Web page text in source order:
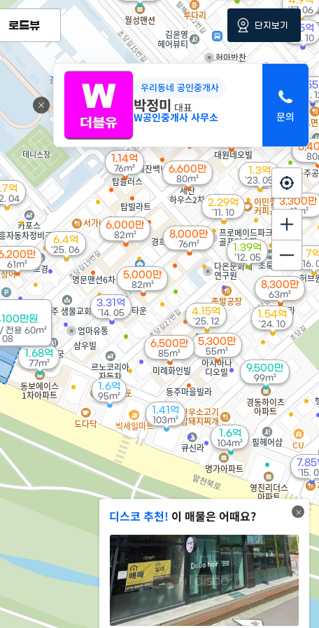
9,500만
99m²
6,000만
82m²
4.15억
'25. 12
1.68억
77m²
1.41억
103m²
만원
/ 전용 60m²
08
6.4억
'25. 06
1.54억
'24. 10
1.6억
95m²
1.6억
104m²
만
61m²
5,000만
82m²
1.3억
'23. 05
3,300만
41m²
5,300만
55m²
8,300만
63m²
6,600만
80m²
6,500만
85m²
8,000만
76m²
'17. 06
1.14억
76m²
7
'16.
7.85
'15.
3.31억
'14. 05
3.5억
'13. 10
1.05억
1.39억
'12. 05
억
04
'11.
2.29억
'11. 10
디스코 추천! 이 매물은 어때요?
우리동네 공인중개사
박정미 대표
W공인중개사 사무소
로드뷰 단지보기